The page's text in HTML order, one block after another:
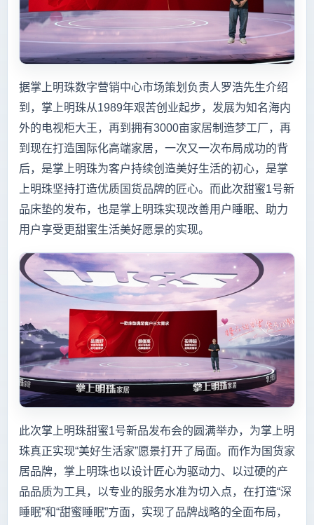
据掌上明珠数字营销中心市场策划负责人罗浩先生介绍
到，掌上明珠从1989年艰苦创业起步，发展为知名海内
外的电视柜大王，再到拥有3000亩家居制造梦工厂，再
到现在打造国际化高端家居，一次又一次布局成功的背
后，是掌上明珠为客户持续创造美好生活的初心，是掌
上明珠坚持打造优质国货品牌的匠心。而此次甜蜜1号新
品床垫的发布，也是掌上明珠实现改善用户睡眠、助力
用户享受更甜蜜生活美好愿景的实现。
此次掌上明珠甜蜜1号新品发布会的圆满举办，为掌上明
珠真正实现“美好生活家”愿景打开了局面。而作为国货家
居品牌，掌上明珠也以设计匠心为驱动力、以过硬的产
品品质为工具，以专业的服务水准为切入点，在打造“深
睡眠”和“甜蜜睡眠”方面，实现了品牌战略的全面布局，